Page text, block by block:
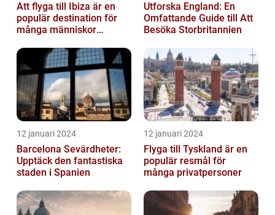
Att flyga till Ibiza är en
populär destination för
många människor
Utforska England: En
Omfattande Guide till Att
Besöka Storbritannien
12 januari 2024
Barcelona Sevärdheter:
Upptäck den fantastiska
staden i Spanien
12 januari 2024
Flyga till Tyskland är en
populär resmål för
många privatpersoner